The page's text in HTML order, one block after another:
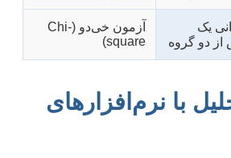
یک
از دو گروه
آزمون خی‌دو (Chi-
square)
با نرم‌افزارهای